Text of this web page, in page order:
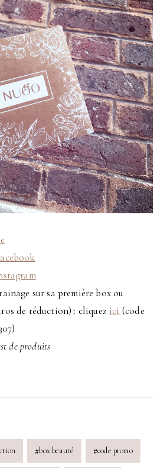
sur sa première box ou
de réduction) : cliquez ici (code
de produits
#box beauté #code promo